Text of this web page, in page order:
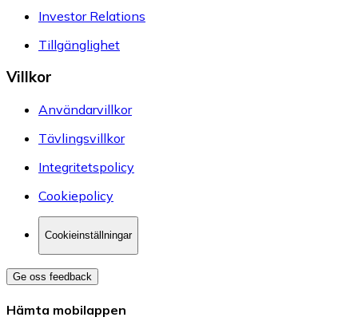
Investor Relations
Tillgänglighet
Villkor
Användarvillkor
Tävlingsvillkor
Integritetspolicy
Cookiepolicy
Cookieinställningar
Ge oss feedback
Hämta mobilappen